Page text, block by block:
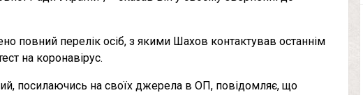
повний перелік осіб, з якими Шахов контактував останнім
на коронавірус.
посилаючись на своїх джерела в ОП, повідомляє, що